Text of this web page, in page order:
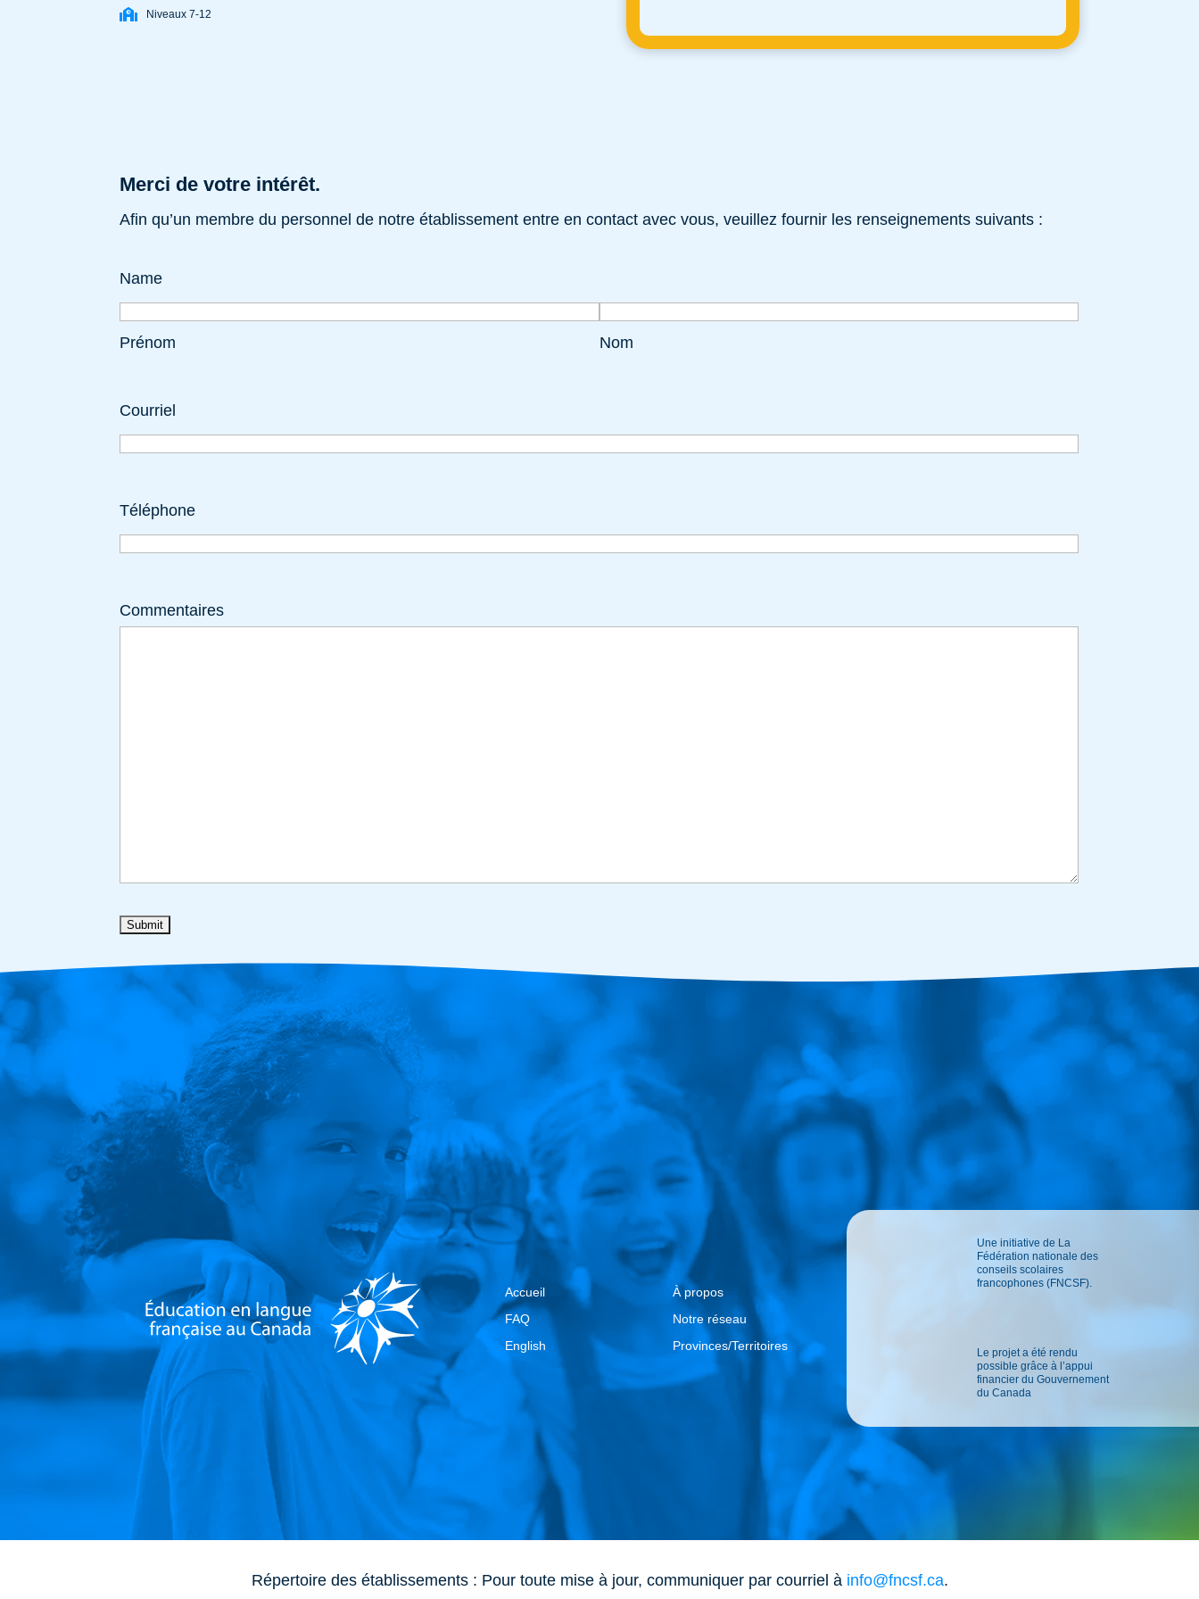
Niveaux 7-12
Merci de votre intérêt.
Afin qu’un membre du personnel de notre établissement entre en contact avec vous, veuillez fournir les renseignements suivants :
Name
Prénom Nom
Courriel
Téléphone
Commentaires
Accueil
FAQ
English
À propos
Notre réseau
Provinces/Territoires
Une initiative de La
Fédération nationale des
conseils scolaires
francophones (FNCSF).
Le projet a été rendu
possible grâce à l’appui
financier du Gouvernement
du Canada
Répertoire des établissements : Pour toute mise à jour, communiquer par courriel à info@fncsf.ca.